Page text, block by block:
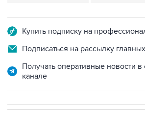
Купить подписку на
Подписаться на рассылку
Получать оперативные новости
канале